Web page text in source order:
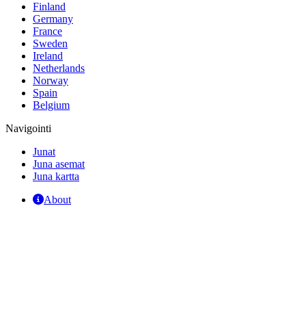
Finland
Germany
France
Sweden
Ireland
Netherlands
Norway
Spain
Belgium
Navigointi
Junat
Juna asemat
Juna kartta
About